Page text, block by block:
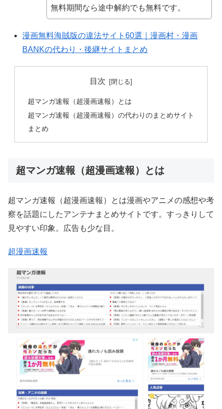
無料期間なら途中解約でも無料です。
漫画無料海賊版の違法サイト60選｜漫画村・漫画
BANKの代わり・後継サイトまとめ
目次
超マンガ速報（超漫画速報）とは
超マンガ速報（超漫画速報）の代わりのまとめサイト
まとめ
超マンガ速報（超漫画速報）とは
超マンガ速報（超漫画速報）とは漫画やアニメの感想や考
察を話題にしたアンテナまとめサイトです。すっきりして
見やすい印象。広告も少な目。
超漫画速報